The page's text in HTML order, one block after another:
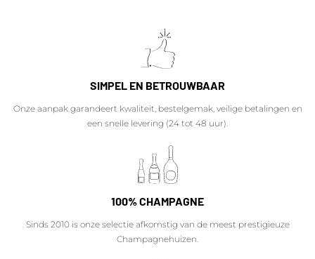
SIMPEL EN BETROUWBAAR
Onze aanpak garandeert kwaliteit, bestelgemak, veilige betalingen en
een snelle levering (24 tot 48 uur).
100% CHAMPAGNE
Sinds 2010 is onze selectie afkomstig van de meest prestigieuze
Champagnehuizen.